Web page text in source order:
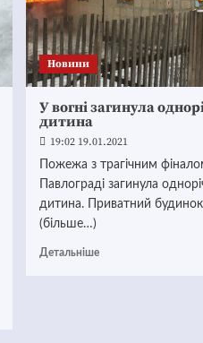
Новини
У вогні загинула
дитина
19:02 19.01.2021
Пожежа з трагічним
Павлограді загинула
дитина. Приватний
(більше…)
Детальніше